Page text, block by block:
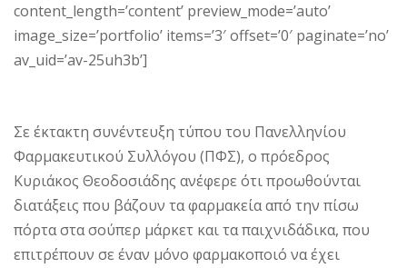
content_length=’content’ preview_mode=’auto’
image_size=’portfolio’ items=’3′ offset=’0′ paginate=’no’
av_uid=’av-25uh3b’]
Σε έκτακτη συνέντευξη τύπου του Πανελληνίου
Φαρμακευτικού Συλλόγου (ΠΦΣ), ο πρόεδρος
Κυριάκος Θεοδοσιάδης ανέφερε ότι προωθούνται
διατάξεις που βάζουν τα φαρμακεία από την πίσω
πόρτα στα σούπερ μάρκετ και τα παιχνιδάδικα, που
επιτρέπουν σε έναν μόνο φαρμακοποιό να έχει